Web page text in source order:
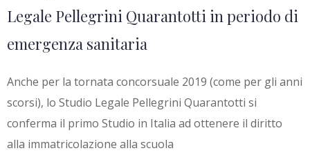
Legale Pellegrini Quarantotti in periodo di
emergenza sanitaria
Anche per la tornata concorsuale 2019 (come per gli anni
scorsi), lo Studio Legale Pellegrini Quarantotti si
conferma il primo Studio in Italia ad ottenere il diritto
alla immatricolazione alla scuola